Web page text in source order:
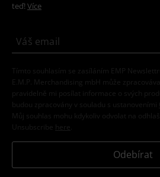
teď! Více
Tímto souhlasím se zasíláním EMP
E.M.P. Merchandising mbH může
pravidelně mi posílat informace o svých
budou zpracovány v souladu s ustanoveními
Můj souhlas mohu kdykoliv odvolat na
Unsubscribe here
Odebírat